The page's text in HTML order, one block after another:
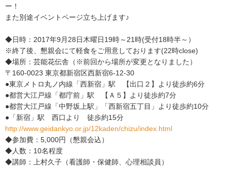
ー！
また別途イベントページ立ち上げます♪
◆日時：2017年9月28日木曜日19時～21時(受付18時半～）
※終了後、懇親会にて軽食をご用意しております(22時close)
◆場所：芸能花伝舎（※前回から場所が変更となりました）
〒160-0023 東京都新宿区西新宿6-12-30
●東京メトロ丸ノ内線「西新宿」駅 【出口２】より徒歩約6分
●都営大江戸線「都庁前」駅 【Ａ５】より徒歩約7分
●都営大江戸線「中野坂上駅」「西新宿五丁目」より徒歩約10分
●「新宿」駅 西口より 徒歩約15分
http://www.geidankyo.or.jp/12kaden/chizu/index.html
◆参加費：5,000円（懇親会込）
◆人数：10名程度
◆講師：上村久子（看護師・保健師、心理相談員）